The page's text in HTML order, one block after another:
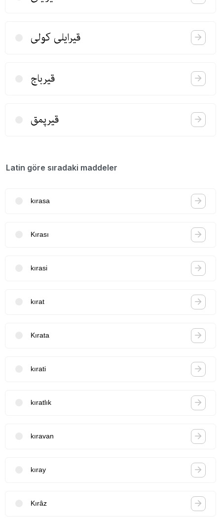
قیرایلی كولی
قیرباج
قیرپمق
Latin göre sıradaki maddeler
kırasa
Kırası
kırasi
kırat
Kırata
kırati
kıratlık
kıravan
kıray
Kırâz